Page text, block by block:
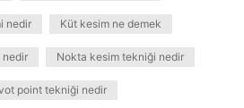
nedir Küt kesim ne demek
nedir Nokta kesim tekniği nedir
point tekniği nedir